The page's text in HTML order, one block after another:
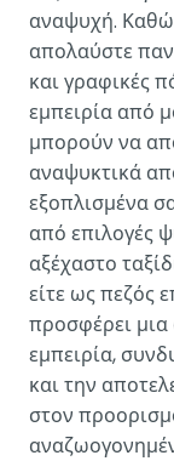
αναψυχή.
απολαύστε
και γραφικές
εμπειρία από
μπορούν να
αναψυκτικά
εξοπλισμένα
από επιλογές
αξέχαστο
είτε ως πεζός
προσφέρει μια
εμπειρία,
και την
στον